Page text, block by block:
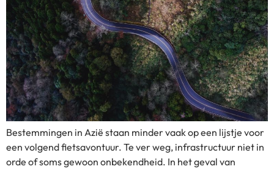
Bestemmingen in Azië staan minder vaak op een lijstje voor
een volgend fietsavontuur. Te ver weg, infrastructuur niet in
orde of soms gewoon onbekendheid. In het geval van